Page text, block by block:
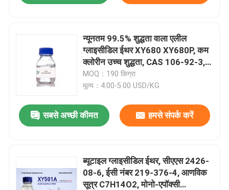
न्यूनतम 99.5% शुद्धता वाला एलील
ग्लाइसीडिल ईथर XY680 XY680P, कम
क्लोरीन उच्च शुद्धता, CAS 106-92-3,
CH2=CHCH2OCH2 CHCH2 O MF,
बहुलक और युग्मन एजेंट के लिए कच्चा माल
MOQ：190 किग्रा
मूल्य：4.00-5.00 USD/KG
सबसे अच्छी कीमत हमसे संपर्क करें
ब्यूटाइल ग्लाइसीडिल ईथर, सीएएस 2426-
08-6, ईसी नंबर 219-376-4, आणविक
सूत्र C7H14O2, मोनो-एपॉक्सी